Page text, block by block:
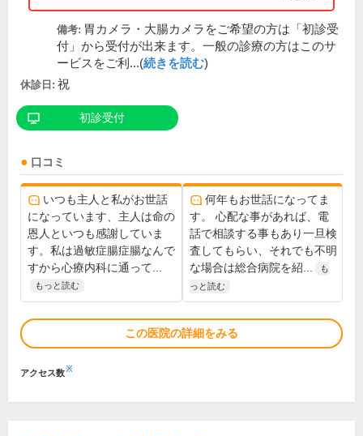
備考: 胃カメラ・大腸カメラをご希望の方は「初診受
付」から受付が出来ます。一般の診療の方はこのサ
ービスをご利...(続きを読む)
休診日: 祝
初診受付
口コミ
いつも主人と私がお世話
になっています、主人は命の
恩人といつも感謝していま
す。私は過敏症腸症腸なんで
すから心療内科に通って...
もっと読む
何年もお世話になってま
す。 心配な事があれば、電
話で相談する事もあり一旦検
査してもらい、それでも不明
な場合は総合病院を紹...
も
っと読む
この医院の詳細をみる
アクセス数※